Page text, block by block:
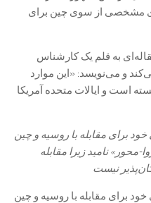
مشخصی از سوی چین برای
به قلم یک کارشناس
و می‌نویسد: «این موارد
است و ایالات متحده آمریکا
برای مقابله با روسیه و چین
محور» نامید زیرا مقابله
نیست
برای مقابله با روسیه و چین